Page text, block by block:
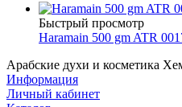
Быстрый просмотр
Haramain 500 gm ATR
Арабские духи и косметика
Информация
Личный кабинет